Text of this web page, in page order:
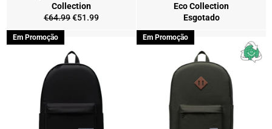
Collection
Preço
normal
€64.99Preço
€51.99
Eco Collection
Esgotado
Em Promoção Em Promoção